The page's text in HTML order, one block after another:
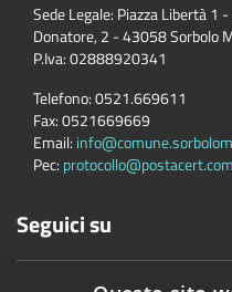
Sede Legale: Piazza Libertà 1
Donatore, 2 - 43058 Sorbolo
P.Iva:02888920341
Telefono:0521.669611
Fax:0521669669
Email:
Pec:
Seguici su